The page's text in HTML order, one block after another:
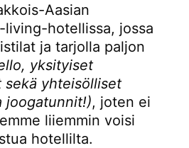
Aasian
living-hotellissa, jossa
ja tarjolla paljon
yksityiset
sekä yhteisölliset
joogatunnit!), joten ei
liiemmin voisi
hotellilta.